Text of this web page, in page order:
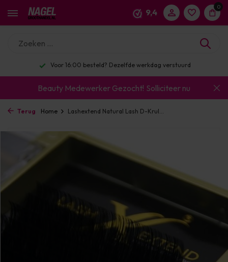
9,4
0
Voor 16:00 besteld? Dezelfde werkdag verstuurd
Beauty Medewerker Gezocht! Solliciteer nu
Terug Home Lashextend Natural Lash D-Krul...